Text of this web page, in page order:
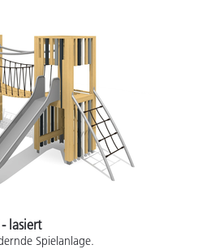
lasiert
Spielanlage.